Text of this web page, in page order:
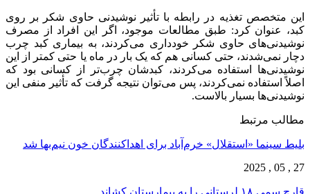
این متخصص تغذیه در رابطه با تأثیر نوشیدنی حاوی شکر بر روی
کبد، عنوان کرد: طبق مطالعات موجود، اگر این افراد از مصرف
نوشیدنی‌های حاوی شکر خودداری می‌کردند، به بیماری کبد چرب
دچار نمی‌شدند، حتی کسانی هم که یک بار در ماه یا حتی کمتر از این
نوشیدنی‌ها استفاده می‌کردند، کبدشان چرب‌تر از کسانی بود که
اصلاً استفاده نمی‌کردند، پس می‌توان نتیجه گرفت که تأثیر منفی این
نوشیدنی‌ها بسیار بالاست.
مطالب مرتبط
بلیط سینما «استقلال» خرم‌آباد برای اهداکنندگان خون نیم‌بها شد
27 , 05 , 2025
قارچ‌ سمی ۱۸ لرستانی را به بیمارستان کشاند